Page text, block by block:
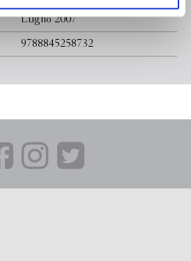
Luglio 2007
9788845258732